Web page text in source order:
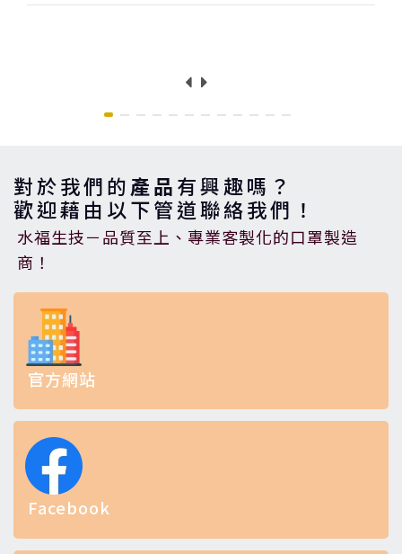
對於我們的產品有興趣嗎？
歡迎藉由以下管道聯絡我們！
水福生技－品質至上、專業客製化的口罩製造
商！
官方網站
Facebook